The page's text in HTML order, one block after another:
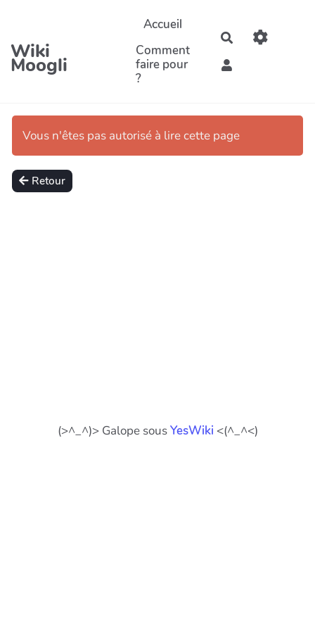
Aller au contenu principal
Wiki
Moogli
Accueil
Comment
faire pour
?
Rechercher
Vous n'êtes pas autorisé à lire cette page
Retour
(>^_^)> Galope sousYesWiki <(^_^<)